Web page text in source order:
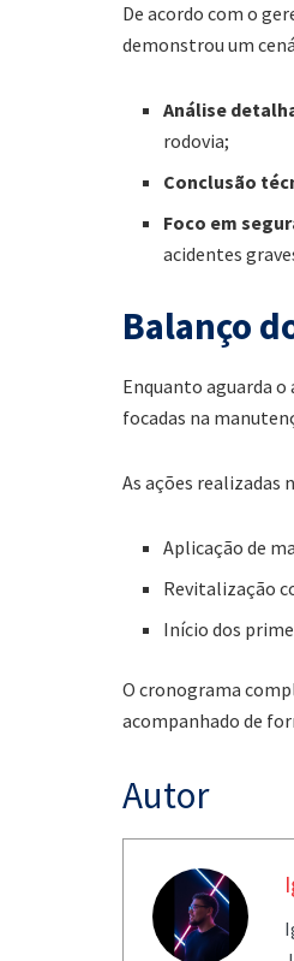
De acordo com o
demonstrou um
Análise
rodovia;
Conclusão
Foco em
acidentes
Balanço
Enquanto aguarda
focadas na
As ações realizadas
Aplicação de
Revitalização
Início dos
O cronograma
acompanhado de
Autor